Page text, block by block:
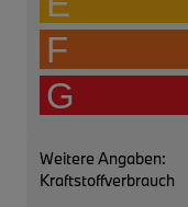
F
G
Weitere Angaben:
Kraftstoffverbrauch